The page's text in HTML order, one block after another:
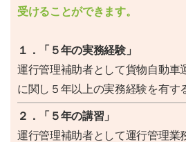
受けることができます。
１．「５年の実務経験」
運行管理補助者として貨物自動車
に関し５年以上の実務経験を有す
２．「５年の講習」
運行管理補助者として運行管理業